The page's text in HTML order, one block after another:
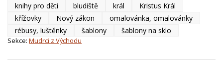
knihy pro děti
bludiště král
Kristus Král
křížovky
Nový zákon
omalovánka, omalovánky
rébusy, luštěnky
šablony šablony na sklo
Sekce: Mudrci z Východu